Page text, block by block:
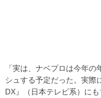
「実は、ナベプロは今年
シュする予定だった。実際
DX』（日本テレビ系）に